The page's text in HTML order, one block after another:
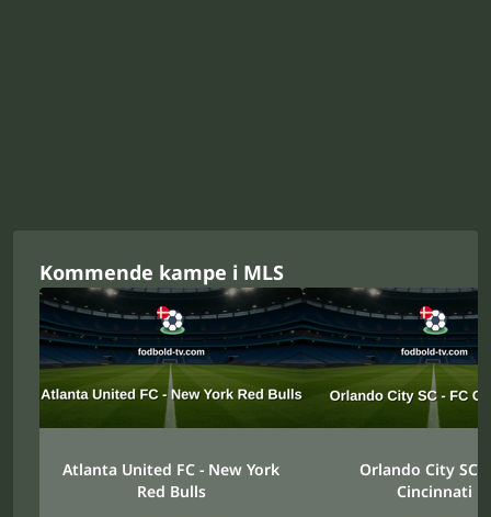
Kommende kampe i MLS
Atlanta United FC - New York
Red Bulls
Orlando City SC -
Cincinnati